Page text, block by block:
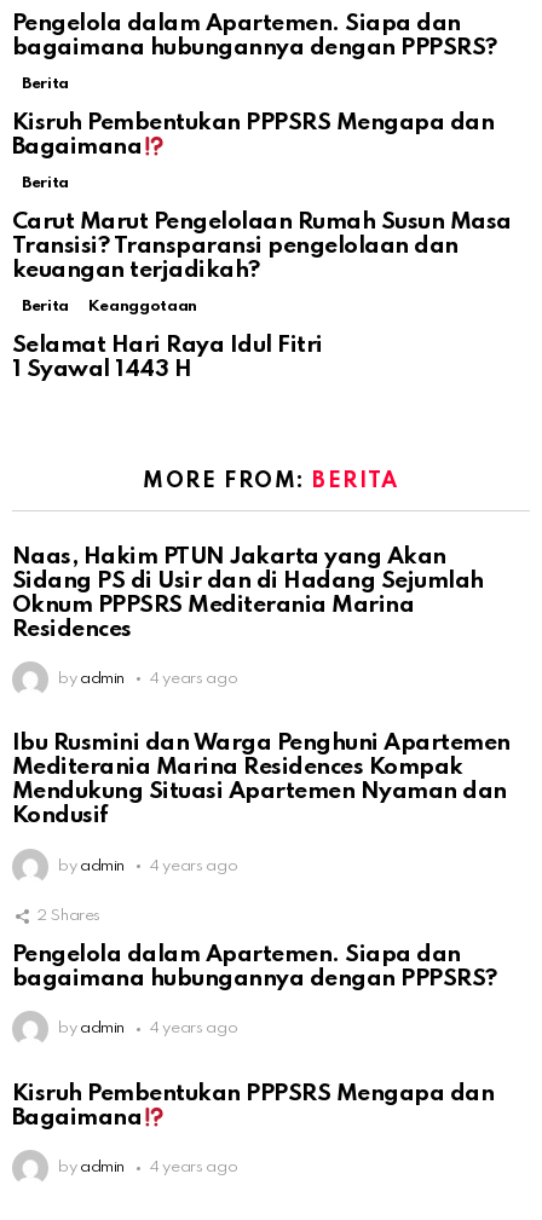
Pengelola dalam Apartemen. Siapa dan
bagaimana hubungannya dengan PPPSRS?
Berita
Kisruh Pembentukan PPPSRS Mengapa dan
Bagaimana
Berita
Carut Marut Pengelolaan Rumah Susun Masa
Transisi? Transparansi pengelolaan dan
keuangan terjadikah?
Berita Keanggotaan
Selamat Hari Raya Idul Fitri
1 Syawal 1443 H
MORE FROM: BERITA
Naas, Hakim PTUN Jakarta yang Akan
Sidang PS di Usir dan di Hadang Sejumlah
Oknum PPPSRS Mediterania Marina
Residences
by admin 4 years ago
Ibu Rusmini dan Warga Penghuni Apartemen
Mediterania Marina Residences Kompak
Mendukung Situasi Apartemen Nyaman dan
Kondusif
by admin 4 years ago
2 Shares
Pengelola dalam Apartemen. Siapa dan
bagaimana hubungannya dengan PPPSRS?
by admin 4 years ago
Kisruh Pembentukan PPPSRS Mengapa dan
Bagaimana
by admin 4 years ago